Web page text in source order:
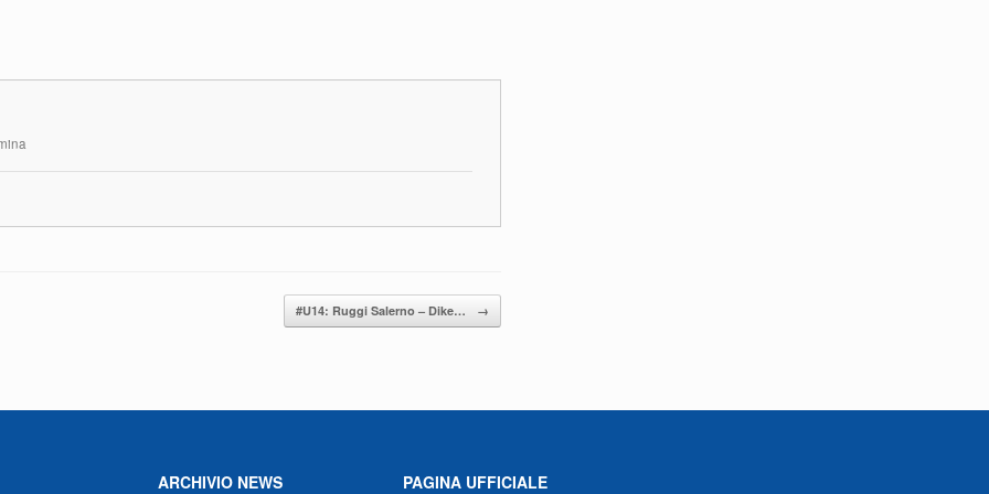
#U14: Ruggi Salerno – Dike… →
ARCHIVIO NEWS PAGINA UFFICIALE